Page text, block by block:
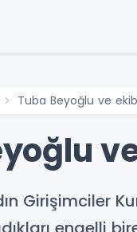
Tuba Beyoğlu ve
Girişimciler